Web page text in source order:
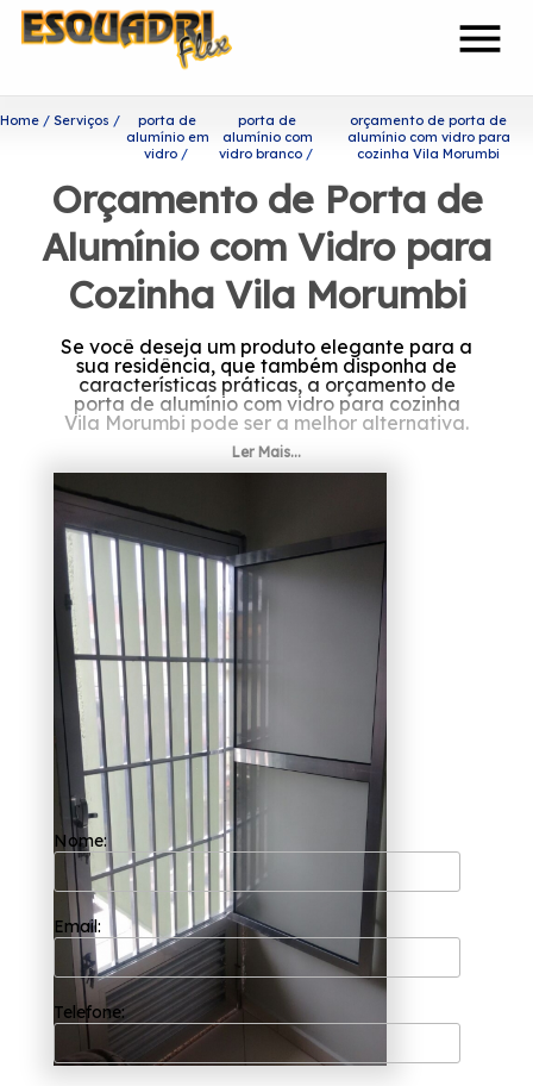
menu
Home Serviços
porta de
alumínio em
vidro
porta de
alumínio com
vidro branco
orçamento de porta de
alumínio com vidro para
cozinha Vila Morumbi
Orçamento de Porta de
Alumínio com Vidro para
Cozinha Vila Morumbi
Se você deseja um produto elegante para a
sua residência, que também disponha de
características práticas, a orçamento de
porta de alumínio com vidro para cozinha
Vila Morumbi pode ser a melhor alternativa.
Ficou interessado em
orçamento de porta de
alumínio com vidro para
cozinha Vila Morumbi?
A Esquadriflex tem uma equipe de
profissionais formada somente por
colaboradores competentes que buscam a
total satisfação do cliente em cada pedido e
a maior inovação e evolução dos processos. A
empresa é uma das mais bem cotadas do
segmento de esquadrias e, por isso, é capaz
de garantir o melhor custo benefício para
seus clientes. Graças ao seu trabalho
diferenciado, a Esquadriflex é uma das
organizações mais recomendadas do ramo.
Optou por orçamento de porta de alumínio
com vidro para cozinha Vila Morumbi? É
importante saber que com a Esquadriflex é
possível encontrar serviços como o de Janela
de Alumínio Lavanderia, Porta Alumínio, entre
outras opções, proporcionando os melhores
resultados. Executamos cada trabalho de
uma forma garantimos sempre
independentemente do tamanho do projeto a
ser executado, conseguimos sempre obter a
perfeição que nossos clientes procuram e
soluções e tendências com design e alta
tecnologia, saiba mais entrando em contato
conosco.
Ler Mais...
Nome:
Email:
Telefone: